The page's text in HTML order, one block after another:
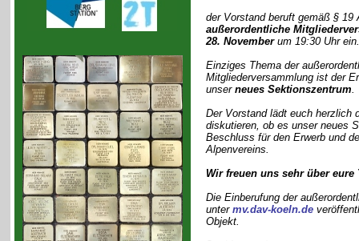
der Vorstand beruft gemäß § 19
außerordentliche
28. Novemberum 19:30 Uhr ein.
Einziges Thema der
Mitgliederversammlung ist der
unser neues Sektionszentrum.
Der Vorstand lädt euch herzlich
diskutieren, ob es unser neues
Beschluss für den Erwerb und
Alpenvereins.
Wir freuen uns sehr über eure
Die Einberufung der
unter mv.dav-koeln.de
Objekt.